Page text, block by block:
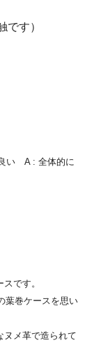
です）
い A : 全体的に
です。
葉巻ケースを思い
ヌメ革で造られて